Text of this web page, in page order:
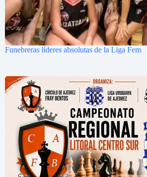
Funebreras líderes absolutas de la Liga Fem